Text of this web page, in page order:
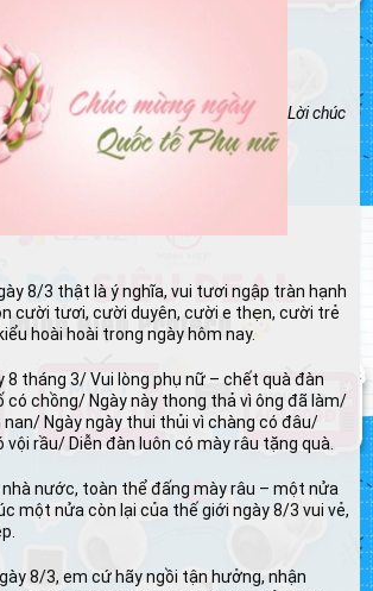
Lời chúc
8/3 thật là ý nghĩa, vui tươi ngập tràn hạnh
cười tươi, cười duyên, cười e thẹn, cười trẻ
hoài hoài trong ngày hôm nay.
8 tháng 3/ Vui lòng phụ nữ – chết quà đàn
có chồng/ Ngày này thong thả vì ông đã làm/
nan/ Ngày ngày thui thủi vì chàng có đâu/
vội rầu/ Diễn đàn luôn có mày râu tặng quà.
nước, toàn thể đấng mày râu – một nửa
một nửa còn lại của thế giới ngày 8/3 vui vẻ,
8/3, em cứ hãy ngồi tận hưởng, nhận